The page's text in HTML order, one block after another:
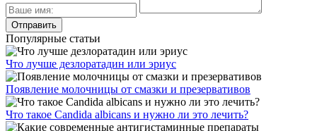
Популярные статьи
Что лучше дезлоратадин или эриус
Появление молочницы от смазки и презервативов
Что такое Candida albicans и нужно ли это лечить?